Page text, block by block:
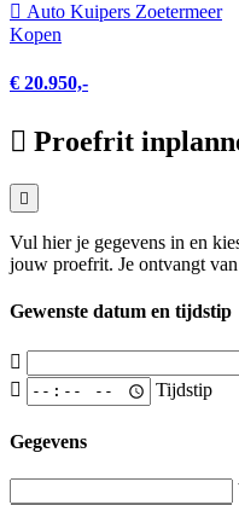
Auto Kuipers Zoetermeer
Kopen
€ 20.950,-
Proefrit
Vul hier je gegevens in en
jouw proefrit. Je ontvangt
Gewenste datum en tijdstip
Tijdstip
Gegevens